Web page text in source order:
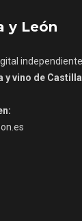
y León
vino de Castilla